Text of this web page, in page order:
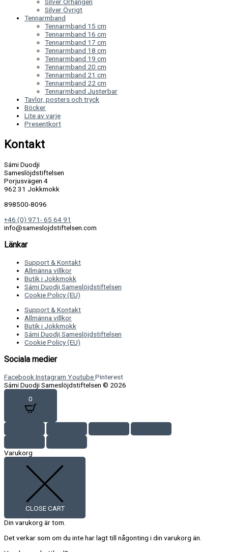
Silver Övrigt
Tennarmband
Tennarmband 15 cm
Tennarmband 16 cm
Tennarmband 17 cm
Tennarmband 18 cm
Tennarmband 19 cm
Tennarmband 20 cm
Tennarmband 21 cm
Tennarmband 22 cm
Tennarmband Justerbar
Tavlor, posters och tryck
Böcker
Lite av varje
Presentkort
Kontakt
Sámi Duodji
Sameslöjdstiftelsen
Porjusvägen 4
962 31 Jokkmokk
898500-8096
+46 (0) 971- 65 64 91
info@sameslojdstiftelsen.com
Länkar
Support & Kontakt
Allmänna villkor
Butik i Jokkmokk
Sámi Duodji Sameslöjdstiftelsen
Cookie Policy (EU)
Support & Kontakt
Allmänna villkor
Butik i Jokkmokk
Sámi Duodji Sameslöjdstiftelsen
Cookie Policy (EU)
Sociala medier
FacebookInstagram YoutubePinterest
Sámi Duodji Sameslöjdstiftelsen © 2026
0
Varukorg
CLOSE CART
Din varukorg är tom.
Det verkar som om du inte har lagt till någonting i din varukorg än.